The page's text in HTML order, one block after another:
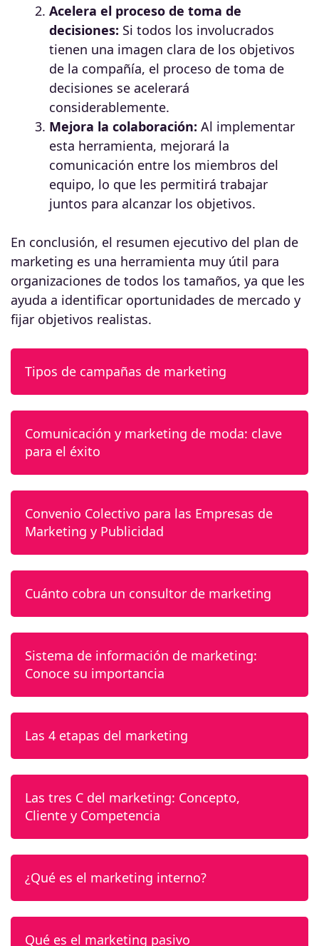
Acelera el proceso de toma de
decisiones: Si todos los involucrados
tienen una imagen clara de los objetivos
de la compañía, el proceso de toma de
decisiones se acelerará
considerablemente.
Mejora la colaboración: Al implementar
esta herramienta, mejorará la
comunicación entre los miembros del
equipo, lo que les permitirá trabajar
juntos para alcanzar los objetivos.
En conclusión, el resumen ejecutivo del plan de
marketing es una herramienta muy útil para
organizaciones de todos los tamaños, ya que les
ayuda a identificar oportunidades de mercado y
fijar objetivos realistas.
Tipos de campañas de marketing
Comunicación y marketing de moda: clave
para el éxito
Convenio Colectivo para las Empresas de
Marketing y Publicidad
Cuánto cobra un consultor de marketing
Sistema de información de marketing:
Conoce su importancia
Las 4 etapas del marketing
Las tres C del marketing: Concepto,
Cliente y Competencia
¿Qué es el marketing interno?
Qué es el marketing pasivo